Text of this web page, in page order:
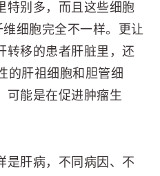
特别多，而且这些细胞
细胞完全不一样。更让
转移的患者肝脏里，还
的肝祖细胞和胆管细
可能是在促进肿瘤生
是肝病，不同病因、不